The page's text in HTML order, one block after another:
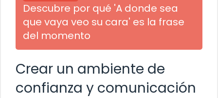
Descubre por qué 'A donde sea
que vaya veo su cara' es la frase
del momento
Crear un ambiente de
confianza y comunicación